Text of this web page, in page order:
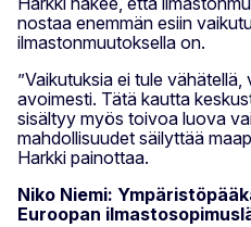
nostaa enemmän esiin
ilmastonmuutoksella on.
”Vaikutuksia ei tule
avoimesti. Tätä kautta
sisältyy myös toivoa luova
mahdollisuudet säilyttää
Harkki painottaa.
Niko Niemi:
Euroopan